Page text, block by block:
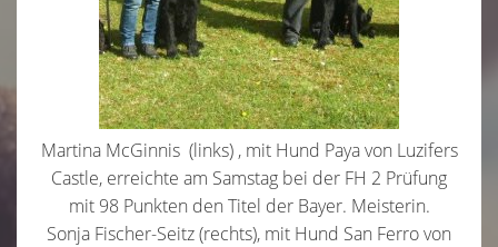
Martina McGinnis (links) , mit Hund Paya von Luzifers
Castle, erreichte am Samstag bei der FH 2 Prüfung
mit 98 Punkten den Titel der Bayer. Meisterin.
Sonja Fischer-Seitz (rechts), mit Hund San Ferro von